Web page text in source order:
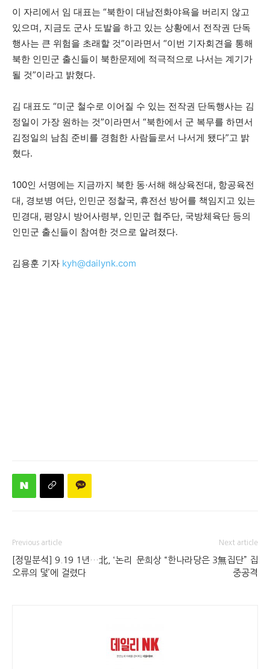
이 자리에서 임 대표는 “북한이 대남전화야욕을 버리지 않고
있으며, 지금도 군사 도발을 하고 있는 상황에서 전작권 단독
행사는 큰 위험을 초래할 것”이라면서 “이번 기자회견을 통해
북한 인민군 출신들이 북한문제에 적극적으로 나서는 계기가
될 것”이라고 밝혔다.
김 대표도 “미군 철수로 이어질 수 있는 전작권 단독행사는 김
정일이 가장 원하는 것”이라면서 “북한에서 군 복무를 하면서
김정일의 남침 준비를 경험한 사람들로서 나서게 됐다”고 밝
혔다.
100인 서명에는 지금까지 북한 동·서해 해상육전대, 항공육전
대, 경보병 여단, 인민군 정찰국, 휴전선 방어를 책임지고 있는
민경대, 평양시 방어사령부, 인민군 협주단, 국방체육단 등의
인민군 출신들이 참여한 것으로 알려졌다.
김용훈 기자 kyh@dailynk.com
Previous article
[정밀분석] 9.19 1년…北, ‘논리
오류의 덫’에 걸렸다
Next article
문희상 “한나라당은 3無집단” 집
중공격